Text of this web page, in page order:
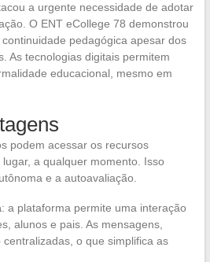
a urgente necessidade de adotar
O ENT eCollege 78 demonstrou
pedagógica apesar dos
As tecnologias digitais permitem
educacional, mesmo em
podem acessar os recursos
a qualquer momento. Isso
e a autoavaliação.
: a plataforma permite uma interação
alunos e pais. As mensagens,
o que simplifica as